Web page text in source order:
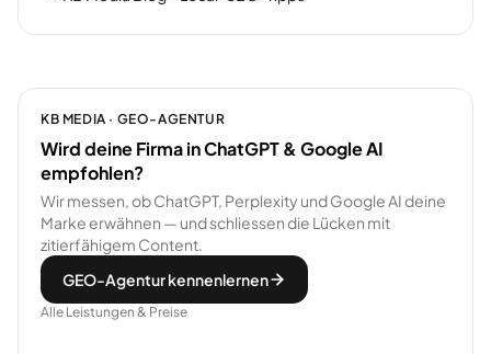
KB MEDIA · GEO-AGENTUR
Wird deine Firma in ChatGPT & Google AI
empfohlen?
Wir messen, ob ChatGPT, Perplexity und Google AI deine
Marke erwähnen — und schliessen die Lücken mit
zitierfähigem Content.
GEO-Agentur kennenlernen
Alle Leistungen & Preise